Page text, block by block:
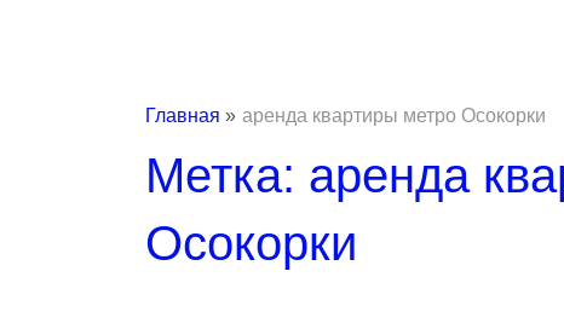
Главная аренда квартиры метро Осокорки
Метка: аренда
Осокорки